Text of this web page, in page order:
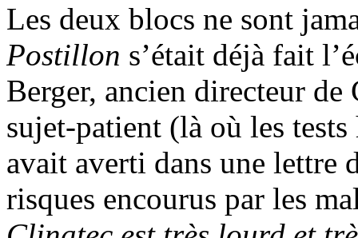
Les deux blocs ne sont
Postillon s’était déjà fait
Berger, ancien directeur
sujet-patient (là où les
avait averti dans une lettre
risques encourus par les